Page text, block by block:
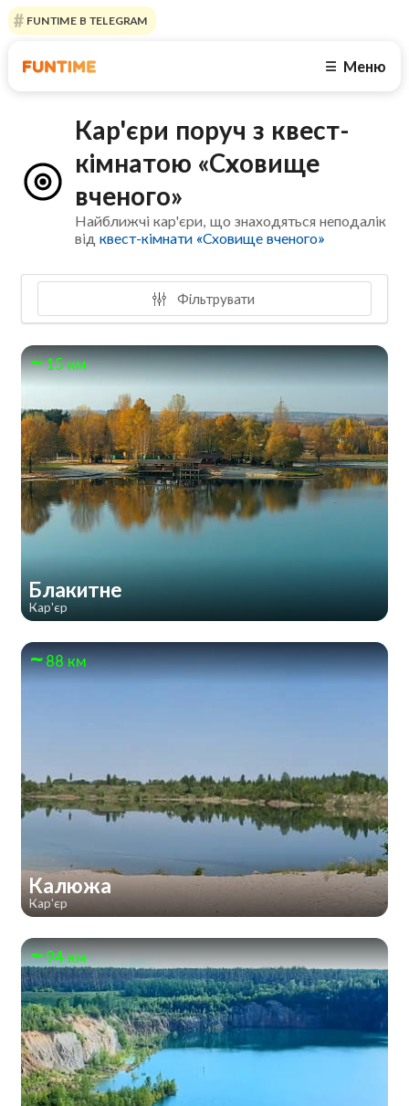
FUNTIME В TELEGRAM
☰ Меню
Кар'єри поруч з квест-
кімнатою «Сховище
вченого»
Найближчі кар'єри, що знаходяться неподалік
відквест-кімнати «Сховище вченого»
Фільтрувати
15 км
Блакитне
Кар'єр
88 км
Калюжа
Кар'єр
94 км